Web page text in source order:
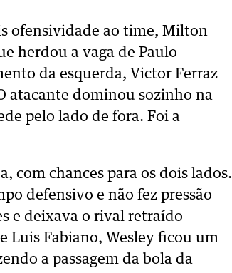
ofensividade ao time, Milton
herdou a vaga de Paulo
da esquerda, Victor Ferraz
atacante dominou sozinho na
pelo lado de fora. Foi a
com chances para os dois lados.
defensivo e não fez pressão
e deixava o rival retraído
Luis Fabiano, Wesley ficou um
a passagem da bola da